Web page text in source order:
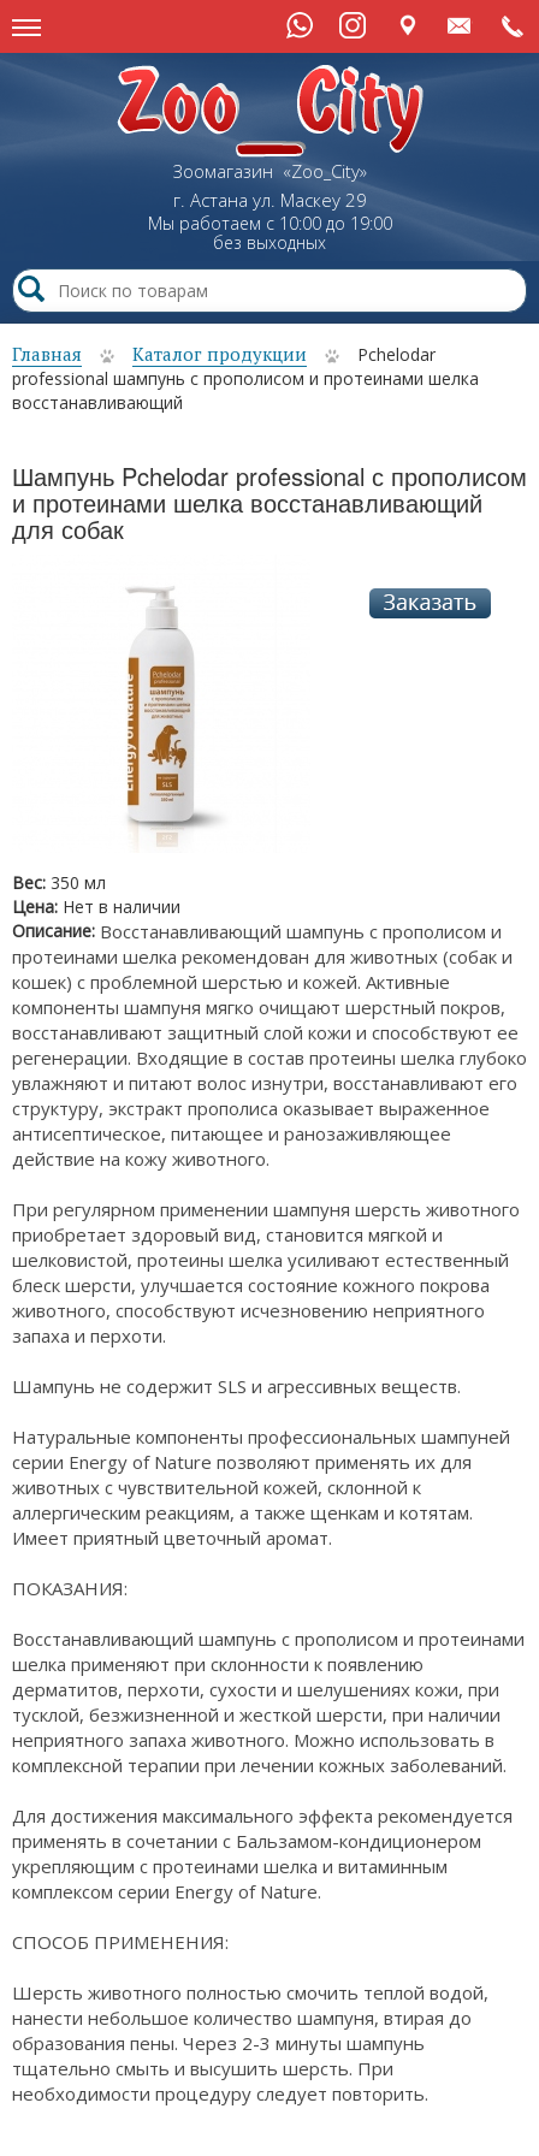
Зоомагазин «Zoo_City»
г. Астана ул. Маскеу29
Мы работаем с 10:00 до 19:00
без выходных
Главная Каталог продукции
Pchelodar
professional шампунь с прополисом и протеинами шелка
восстанавливающий
Шампунь Pchelodar professional с прополисом
и протеинами шелка восстанавливающий
для собак
Вес: 350 мл
Цена: Нет в наличии
Описание: Восстанавливающий шампунь с прополисом и
протеинами шелка рекомендован для животных (собак и
кошек) с проблемной шерстью и кожей. Активные
компоненты шампуня мягко очищают шерстный покров,
восстанавливают защитный слой кожи и способствуют ее
регенерации. Входящие в состав протеины шелка глубоко
увлажняют и питают волос изнутри, восстанавливают его
структуру, экстракт прополиса оказывает выраженное
антисептическое, питающее и ранозаживляющее
действие на кожу животного.
При регулярном применении шампуня шерсть животного
приобретает здоровый вид, становится мягкой и
шелковистой, протеины шелка усиливают естественный
блеск шерсти, улучшается состояние кожного покрова
животного, способствуют исчезновению неприятного
запаха и перхоти.
Шампунь не содержит SLS и агрессивных веществ.
Натуральные компоненты профессиональных шампуней
серии Energy of Nature позволяют применять их для
животных с чувствительной кожей, склонной к
аллергическим реакциям, а также щенкам и котятам.
Имеет приятный цветочный аромат.
ПОКАЗАНИЯ:
Восстанавливающий шампунь с прополисом и протеинами
шелка применяют при склонности к появлению
дерматитов, перхоти, сухости и шелушениях кожи, при
тусклой, безжизненной и жесткой шерсти, при наличии
неприятного запаха животного. Можно использовать в
комплексной терапии при лечении кожных заболеваний.
Для достижения максимального эффекта рекомендуется
применять в сочетании с Бальзамом-кондиционером
укрепляющим с протеинами шелка и витаминным
комплексом серии Energy of Nature.
СПОСОБ ПРИМЕНЕНИЯ:
Шерсть животного полностью смочить теплой водой,
нанести небольшое количество шампуня, втирая до
образования пены. Через 2-3 минуты шампунь
тщательно смыть и высушить шерсть. При
необходимости процедуру следует повторить.